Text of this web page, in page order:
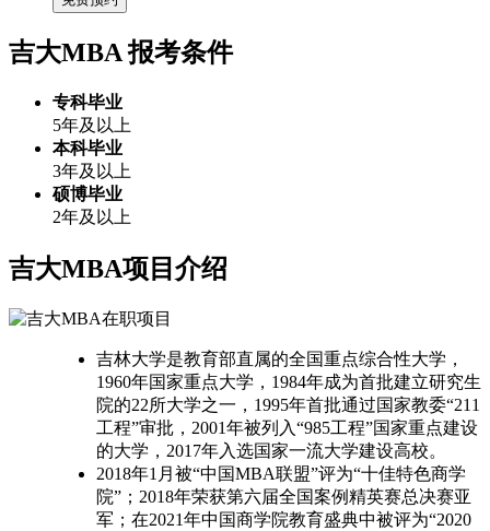
吉大MBA报考条件
专科毕业
5年及以上
本科毕业
3年及以上
硕博毕业
2年及以上
吉大MBA项目介绍
吉林大学是教育部直属的全国重点综合性大学，
1960年国家重点大学，1984年成为首批建立研究生
院的22所大学之一，1995年首批通过国家教委“211
工程”审批，2001年被列入“985工程”国家重点建设
的大学，2017年入选国家一流大学建设高校。
2018年1月被“中国MBA联盟”评为“十佳特色商学
院”；2018年荣获第六届全国案例精英赛总决赛亚
军；在2021年中国商学院教育盛典中被评为“2020